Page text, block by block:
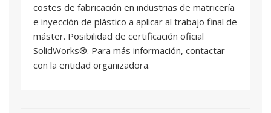
costes de fabricación en industrias de matricería
e inyección de plástico a aplicar al trabajo final de
máster. Posibilidad de certificación oficial
SolidWorks®. Para más información, contactar
con la entidad organizadora.